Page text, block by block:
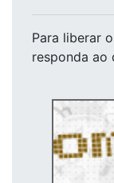
Para liberar
responda ao